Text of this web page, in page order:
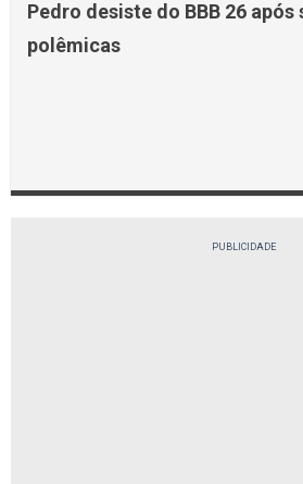
Pedro desiste do BBB 26 após
polêmicas
PUBLICIDADE